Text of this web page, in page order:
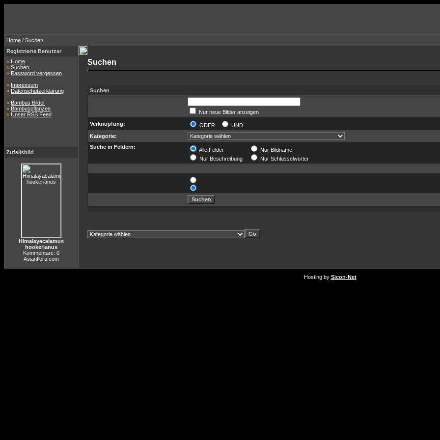
Home / Suchen
Registrierte Benutzer
» Home
» Suchen
» Password vergessen
» Impressum
» Datenschutzerklärung
» Bambus Bilder
» Bambuspflanzen
» Unser RSS Feed
Zufallsbild
Himalayacalamus
hookerianus
Kommentare: 0
Asianflora.com
Suchen
Suchen
Nur neue Bilder anzeigen
Verknüpfung:
ODER
UND
Kategorie:
Suche in Feldern:
Alle Felder
Nur Bildname
Nur Beschreibung
Nur Schlüsselwörter
Hosting by Sicon-Net